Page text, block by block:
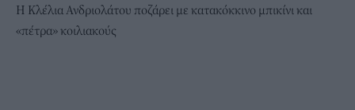
Η Κλέλια Ανδριολάτου ποζάρει με κατακόκκινο μπικίνι και
«πέτρα» κοιλιακούς